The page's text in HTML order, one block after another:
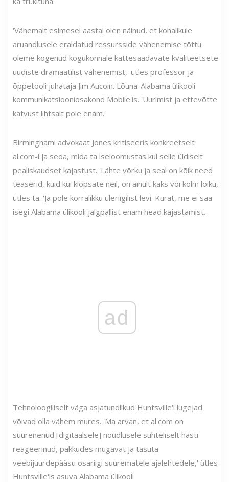
'Vähemalt esimesel aastal olen näinud, et kohalikule
aruandlusele eraldatud ressursside vähenemise tõttu
oleme kogenud kogukonnale kättesaadavate kvaliteetsete
uudiste dramaatilist vähenemist,' ütles professor ja
õppetooli juhataja Jim Aucoin. Lõuna-Alabama ülikooli
kommunikatsiooniosakond Mobile'is. 'Uurimist ja ettevõtte
katvust lihtsalt pole enam.'
Birminghami advokaat Jones kritiseeris konkreetselt
al.com-i ja seda, mida ta iseloomustas kui selle üldiselt
pealiskaudset kajastust. 'Lähte võrku ja seal on kõik need
teaserid, kuid kui klõpsate neil, on ainult kaks või kolm lõiku,'
ütles ta. 'Ja pole korralikku üleriigilist levi. Kurat, me ei saa
isegi Alabama ülikooli jalgpallist enam head kajastamist.
ad
Tehnoloogiliselt väga asjatundlikud Huntsville'i lugejad
võivad olla vähem mures. 'Ma arvan, et al.com on
suurenenud [digitaalsele] nõudlusele suhteliselt hästi
reageerinud, pakkudes mugavat ja tasuta
veebijuurdepääsu osariigi suurematele ajalehtedele,' ütles
Huntsville'is asuva Alabama ülikooli